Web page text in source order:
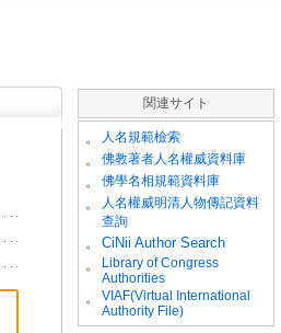
関連サイト
。 人名規範檢索
。 佛教著者人名權威資料庫
。 佛學名相規範資料庫
。
人名權威明清人物傳記資料
查詢
。
CiNii Author Search
。
Library of Congress
Authorities
。
VIAF(Virtual International
Authority File)